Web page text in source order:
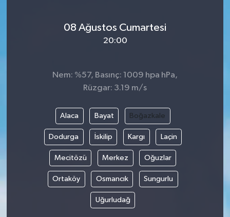
08 Ağustos Cumartesi
20:00
Nem: %57, Basınç: 1009 hpa hPa,
Rüzgar: 3.19 m/s
Alaca Bayat Boğazkale
Dodurga İskilip Kargı Laçin
Mecitözü Merkez Oğuzlar
Ortaköy Osmancık Sungurlu
Uğurludağ